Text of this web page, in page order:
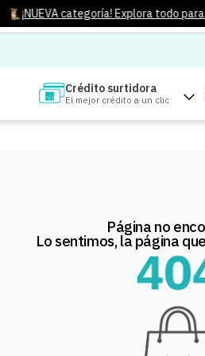
¡NUEVA categoría! Explora todo
Crédito surtidora
El mejor crédito a un clic
Página no
Lo sentimos, la página